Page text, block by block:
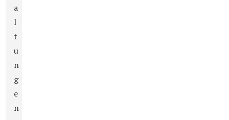
a
l
t
u
n
g
e
n